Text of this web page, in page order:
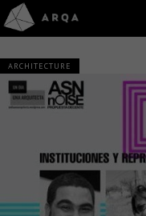
ARCHITECTURE